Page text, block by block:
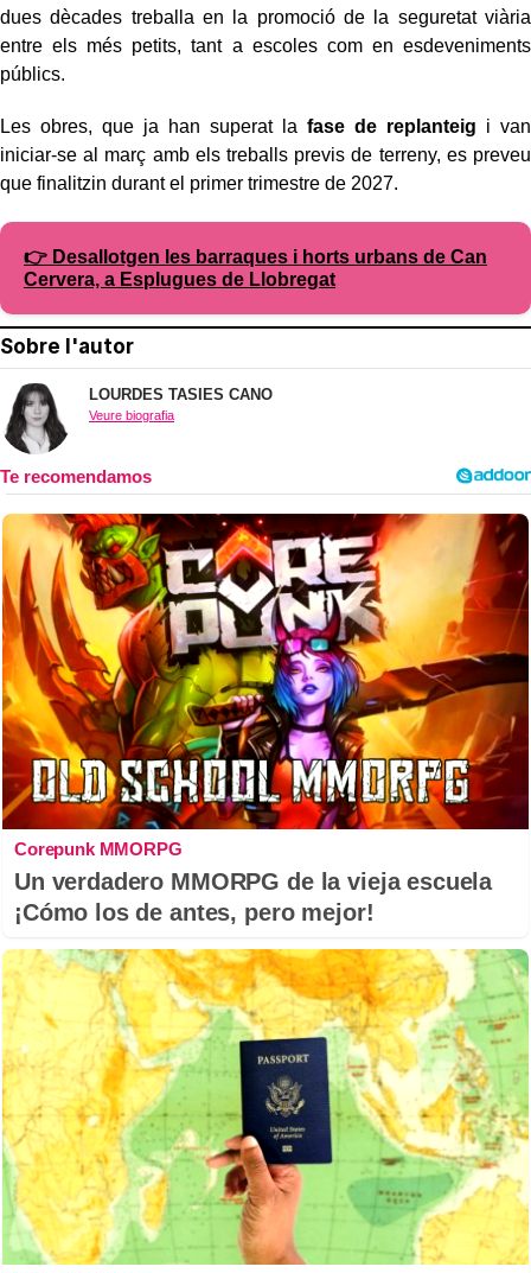
dues dècades treballa en la promoció de la seguretat viària
entre els més petits, tant a escoles com en esdeveniments
públics.
Les obres, que ja han superat la fase de replanteig i van
iniciar-se al març amb els treballs previs de terreny, es preveu
que finalitzin durant el primer trimestre de 2027.
👉 Desallotgen les barraques i horts urbans de Can
Cervera, a Esplugues de Llobregat
Sobre l'autor
LOURDES TASIES CANO
Veure biografia
Corepunk MMORPG
Un verdadero MMORPG de la vieja escuela
¡Cómo los de antes, pero mejor!